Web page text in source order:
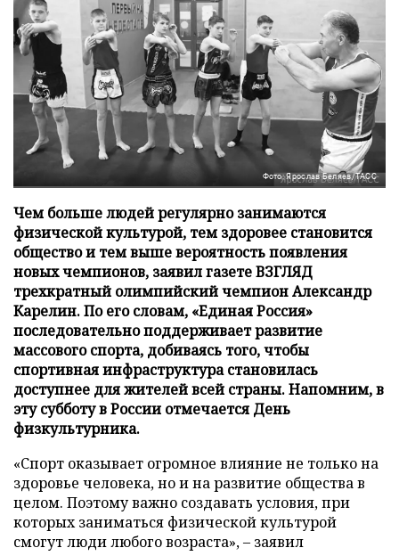
Фото: Ярослав Беляев/ТАСС
Чем больше людей регулярно занимаются
физической культурой, тем здоровее становится
общество и тем выше вероятность появления
новых чемпионов, заявил газете ВЗГЛЯД
трехкратный олимпийский чемпион Александр
Карелин. По его словам, «Единая Россия»
последовательно поддерживает развитие
массового спорта, добиваясь того, чтобы
спортивная инфраструктура становилась
доступнее для жителей всей страны. Напомним, в
эту субботу в России отмечается День
физкультурника.
«Спорт оказывает огромное влияние не только на
здоровье человека, но и на развитие общества в
целом. Поэтому важно создавать условия, при
которых заниматься физической культурой
смогут люди любого возраста», – заявил